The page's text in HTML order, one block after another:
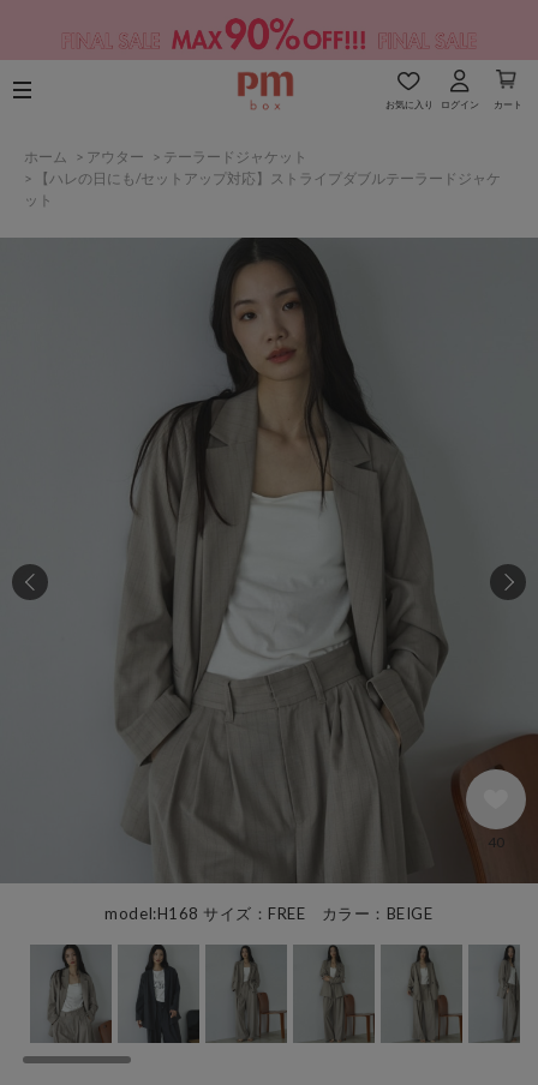
お気に入り ログイン カート
ホーム > アウター > テーラードジャケット
>
【ハレの日にも/セットアップ対応】ストライプダブルテーラードジャケ
ット
model:H168 サイズ：FREE カラー：BEIGE
40